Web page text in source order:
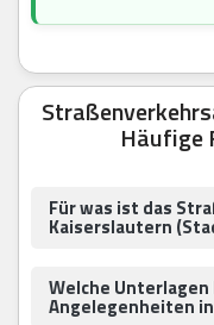
Häufige
Für was ist das
Kaiserslautern
Welche
Angelegenheiten